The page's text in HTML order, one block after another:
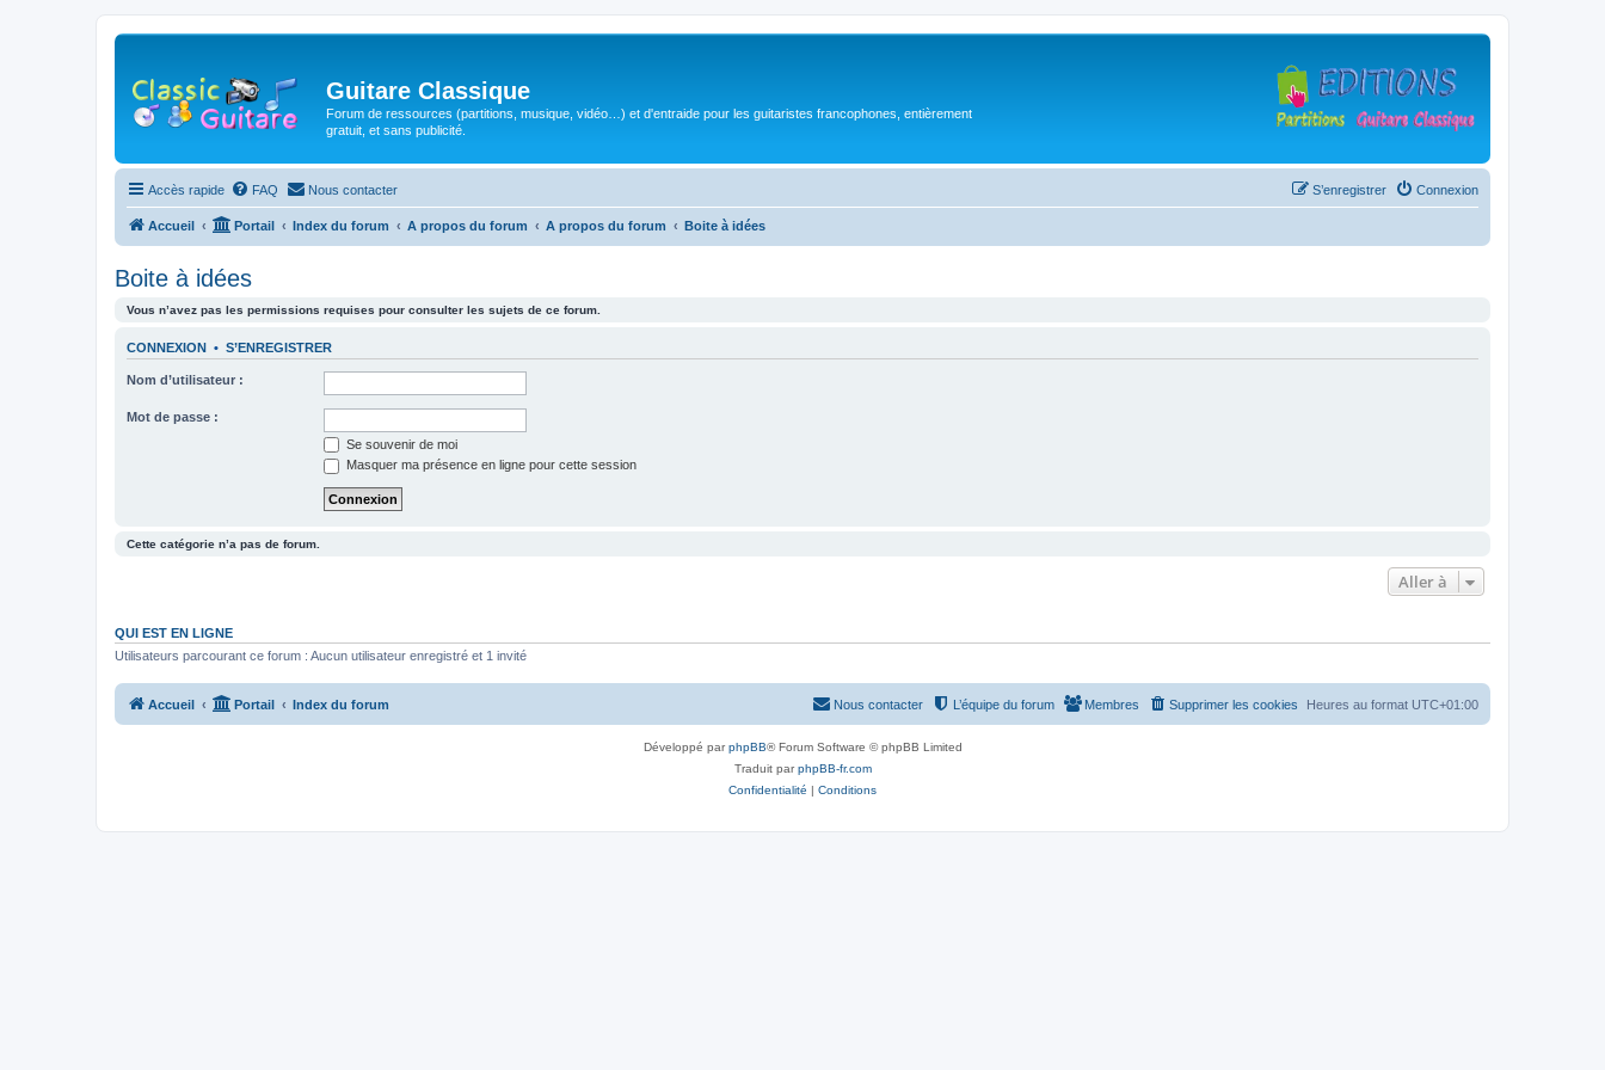
Guitare Classique
Forum de ressources (partitions, musique, vidéo…) et d'entraide pour les guitaristes francophones, entièrement
gratuit, et sans publicité.
Accès rapide FAQ Nous contacter Connexion
S’enregistrer
Accueil Portail Index du forum A propos du forum A propos du forum Boite à idées
Boite à idées
Vous n’avez pas les permissions requises pour consulter les sujets de ce forum.
CONNEXION • S’ENREGISTRER
Nom d’utilisateur :
Mot de passe :
Se souvenir de moi
Masquer ma présence en ligne pour cette session
Cette catégorie n’a pas de forum.
Aller à
QUI EST EN LIGNE
Utilisateurs parcourant ce forum : Aucun utilisateur enregistré et 1 invité
Accueil Portail Index du forum Heures au format UTC+01:00
Supprimer les cookies
Membres
L’équipe du forum
Nous contacter
Développé parphpBB® Forum Software © phpBB Limited
Traduit parphpBB-fr.com
Confidentialité | Conditions